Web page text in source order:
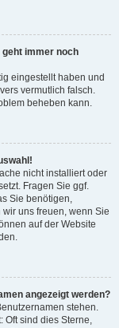
geht immer noch
eingestellt haben und
vermutlich falsch.
beheben kann.
nicht installiert oder
Fragen Sie ggf.
Sie benötigen,
uns freuen, wenn Sie
auf der Website
angezeigt werden?
stehen.
Oft sind dies Sterne,